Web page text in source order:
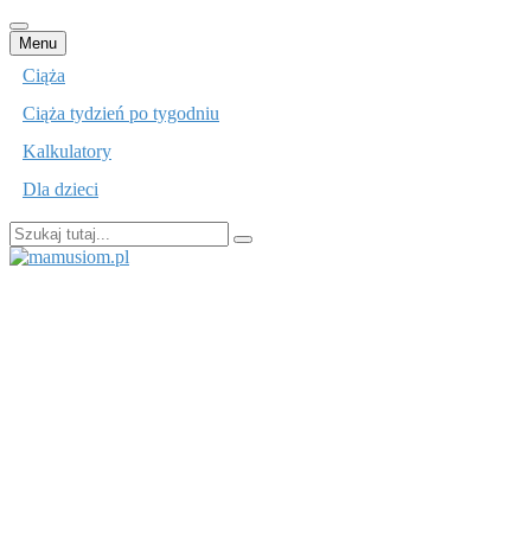
Menu Przejdź
do
Ciąża
Ciąża tydzień po tygodniu
Kalkulatory
Dla dzieci
Szukaj: